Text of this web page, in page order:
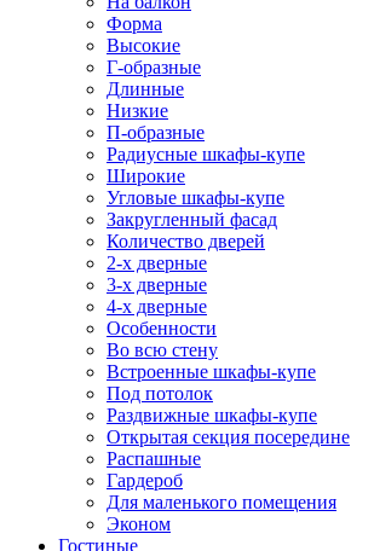
Форма
Высокие
Г-образные
Длинные
Низкие
П-образные
Радиусные шкафы-купе
Широкие
Угловые шкафы-купе
Закругленный фасад
Количество дверей
2-х дверные
3-х дверные
4-х дверные
Особенности
Во всю стену
Встроенные шкафы-купе
Под потолок
Раздвижные шкафы-купе
Открытая секция посередине
Распашные
Гардероб
Для маленького помещения
Эконом
Гостиные